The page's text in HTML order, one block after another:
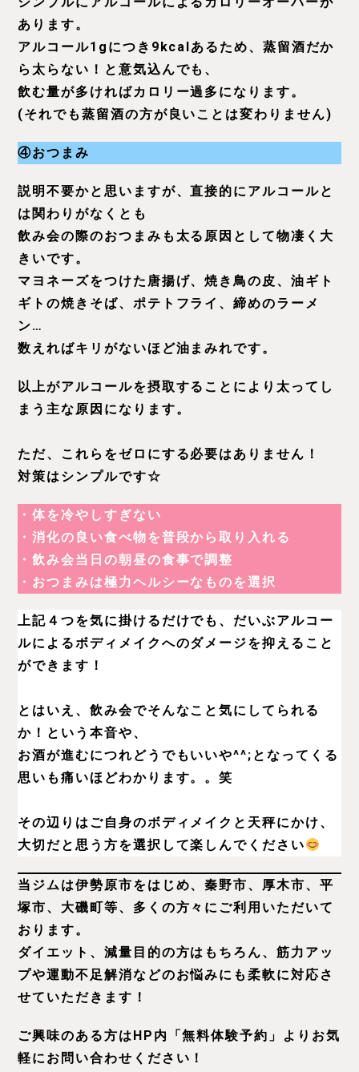
あります。
アルコール1gにつき9kcalあるため、蒸留酒だか
ら太らない！と意気込んでも、
飲む量が多ければカロリー過多になります。
(それでも蒸留酒の方が良いことは変わりません)
④おつまみ
説明不要かと思いますが、直接的にアルコールと
は関わりがなくとも
飲み会の際のおつまみも太る原因として物凄く大
きいです。
マヨネーズをつけた唐揚げ、焼き鳥の皮、油ギト
ギトの焼きそば、ポテトフライ、締めのラーメ
ン…
数えればキリがないほど油まみれです。
以上がアルコールを摂取することにより太ってし
まう主な原因になります。
ただ、これらをゼロにする必要はありません！
対策はシンプルです☆
・体を冷やしすぎない
・消化の良い食べ物を普段から取り入れる
・飲み会当日の朝昼の食事で調整
・おつまみは極力ヘルシーなものを選択
上記４つを気に掛けるだけでも、だいぶアルコー
ルによるボディメイクへのダメージを抑えること
ができます！
とはいえ、飲み会でそんなこと気にしてられる
か！という本音や、
お酒が進むにつれどうでもいいや^^;となってくる
思いも痛いほどわかります。。笑
その辺りはご自身のボディメイクと天秤にかけ、
大切だと思う方を選択して楽しんでください
当ジムは伊勢原市をはじめ、秦野市、厚木市、平
塚市、大磯町等、多くの方々にご利用いただいて
おります。
ダイエット、減量目的の方はもちろん、筋力アッ
プや運動不足解消などのお悩みにも柔軟に対応さ
せていただきます！
ご興味のある方はHP内「無料体験予約」よりお気
軽にお問い合わせください！